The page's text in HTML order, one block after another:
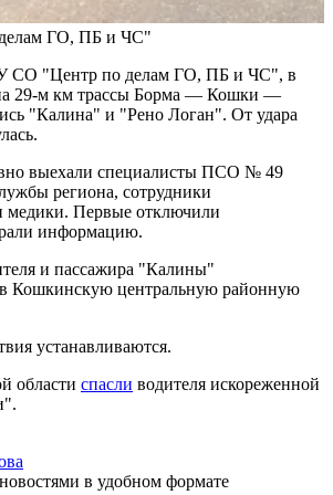
селекционеры ООО "Агростар"
которые пригодны для
нескольких улицах не будет
задерживаются около 30 рейсов
августа 2026 года: что нельзя делать
работу фотовыставка о Самаре
в пробке из-за замены трамвайных
ГО, ПБ и ЧС"
СО "Центр по делам ГО, ПБ и ЧС", в
29-м км трассы Борма — Кошки —
"Калина" и "Рено Логан". От удара
выехали специалисты ПСО № 49
региона, сотрудники
медики. Первые отключили
информацию.
и пассажира "Калины"
в Кошкинскую центральную районную
устанавливаются.
области спасли водителя искореженной
в удобном формате